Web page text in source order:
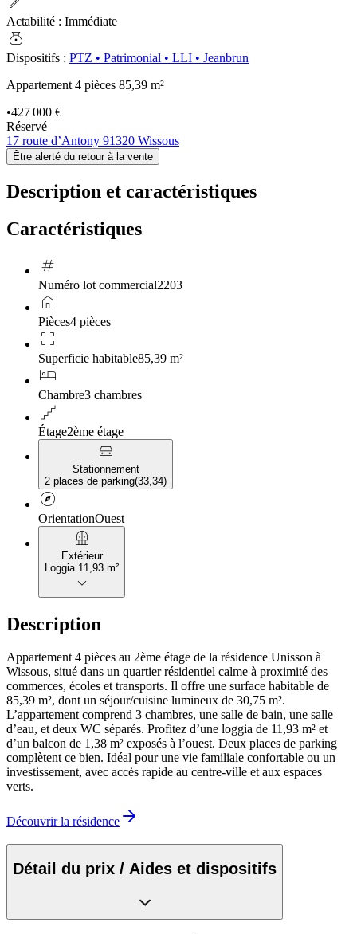
Actabilité : Immédiate
money_bag
Dispositifs : PTZ • Patrimonial • LLI • Jeanbrun
Appartement 4 pièces 85,39 m²
•427 000 €
Réservé
17 route d’Antony 91320 Wissous
Être alerté du retour à la vente
Description et caractéristiques
Caractéristiques
tag
Numéro lot commercial2203
home
Pièces4 pièces
crop_free
Superficie habitable85,39 m²
hotel
Chambre3 chambres
floor
Étage2ème étage
directions_car
Stationnement
2 places de parking(33,34)
explore
OrientationOuest
balcony
Extérieur
Loggia 11,93 m²
keyboard_arrow_down
Description
Appartement 4 pièces au 2ème étage de la résidence Unisson à
Wissous, situé dans un quartier résidentiel calme à proximité des
commerces, écoles et transports. Il offre une surface habitable de
85,39 m², dont un séjour/cuisine lumineux de 30,75 m².
L’appartement comprend 3 chambres, une salle de bain, une salle
d’eau, et deux WC séparés. Profitez d’une loggia de 11,93 m² et
d’un balcon de 1,38 m² exposés à l’ouest. Deux places de parking
complètent ce bien. Idéal pour une vie familiale confortable ou un
investissement, avec accès rapide au centre-ville et aux espaces
verts.
Découvrir la résidence
Détail du prix / Aides et dispositifs